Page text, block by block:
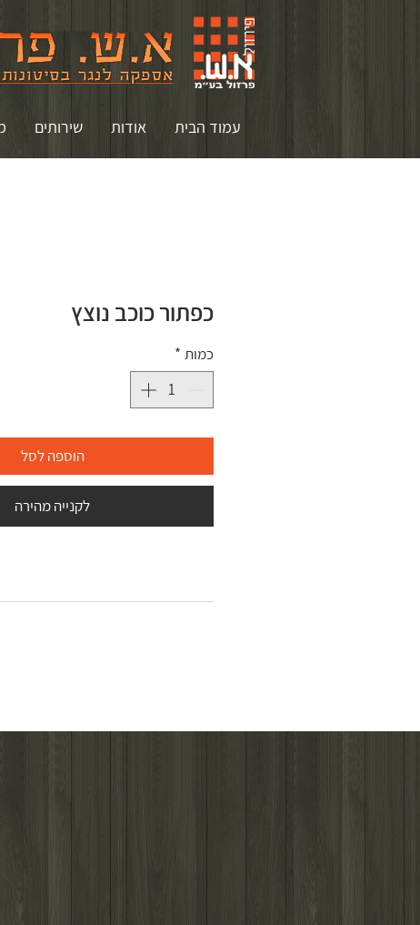
עמוד הבית אודות שירותים
כפתור כוכב נוצץ
כמות *
הוספה לסל
לקנייה מהירה